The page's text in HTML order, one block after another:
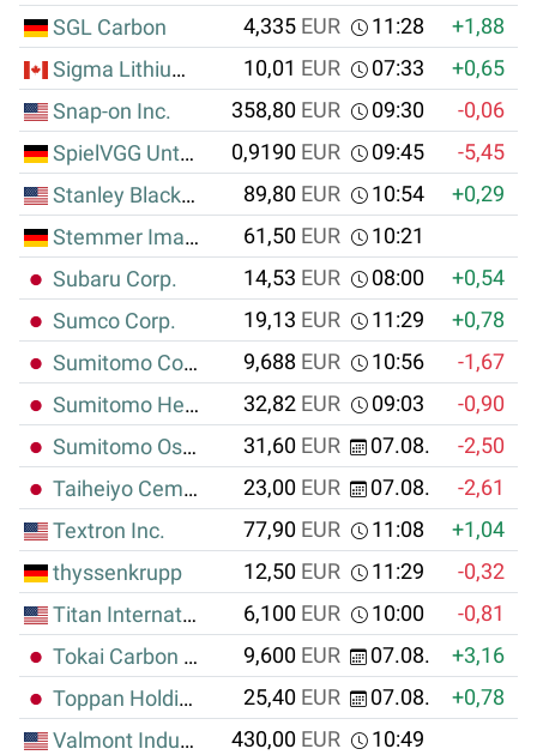
SGL Carbon
4,335 EUR 11:28 +1,88
Sigma Lithium Corp.
10,01 EUR 07:33
+0,65
Snap-on Inc.
358,80 EUR 09:30
-0,06
SpielVGG Unterhaching KGaA
0,9190 EUR 09:45 -5,45
Stanley Black & Decker Inc.
89,80 EUR 10:54
+0,29
Stemmer Imaging
61,50 EUR
10:21
Subaru Corp.
14,53 EUR 08:00
+0,54
Sumco Corp.
19,13 EUR 11:29
+0,78
Sumitomo Corp.
9,688 EUR 10:56 -1,67
Sumitomo Heavy Industries Ltd.
32,82 EUR 09:03
-0,90
Sumitomo Osaka Cement Co. Ltd.
31,60 EUR 07.08.
-2,50
Taiheiyo Cement Corp.
23,00 EUR 07.08.
-2,61
Textron Inc.
77,90 EUR 11:08
+1,04
thyssenkrupp
12,50 EUR 11:29
-0,32
Titan International Inc.
6,100 EUR 10:00 -0,81
Tokai Carbon Co. Ltd.
9,600 EUR 07.08. +3,16
Toppan Holdings Inc.
25,40 EUR 07.08.
+0,78
Valmont Industries Inc.
430,00 EUR
10:49